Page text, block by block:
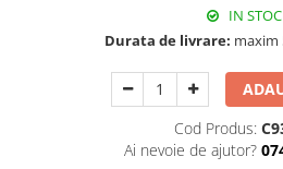
Palate si Curti Domnesti
Curtea Domneasca, Targoviste
Palatul Alexandru Ioan Cuza,
Colectia Vintage
IN STOC
Durata de livrare: maxim
Cod Produs:
Ai nevoie de ajutor?